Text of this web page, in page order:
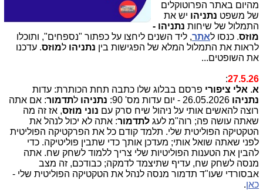
מהיום באתר הפרוטוקלים
של משפט נתניהו יש את
התמלול של שיחות נתניהו -
מוזס. כנסו לאתר, ליד השנים ליחצו על כפתור "נספחים", ותוכלו
לראות את התמלול המלא של הפגישות בין נתניהו למוזס. עדכנו
את השופטים...
27.5.26
:
א. אלי ציפורי פרסם בבלוג שלו כתבה תחת הכותרת: עדות
נתניהו 26.05.2026 - יום עדות מס' 90: נתניהו לתדמור: אם אתה
רוצה להאשים אותי על ניהול שיח סרק עם נוני מוזס, אז זה מה
שאתה עושה פה; רוה"מ לעג לתדמור: אתה לא יכול לנהל את
הטקטיקה הפוליטית שלי. תלמד קודם כל את הפרקטיקה הפוליטית
לפני שאתה שואל אותי; מעדכן אותך כדי שתבין פוליטיקה. כדי
להבין את הטענות הפוליטיות שלי צריך ללמוד לשחק שח. אתה
מנסה לשחק שח, עדיף שתיצמד לדמקה; כבודכם, זה מצב
אבסורדי שעו"ד תדמור מנסה לנהל את הטקטיקה הפוליטית שלי -
כאן.